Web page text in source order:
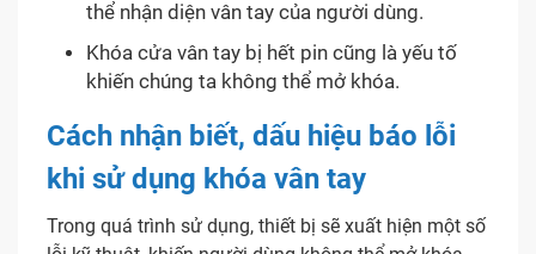
thể nhận diện vân tay của người dùng.
Khóa cửa vân tay bị hết pin cũng là yếu tố
khiến chúng ta không thể mở khóa.
Cách nhận biết, dấu hiệu báo lỗi
khi sử dụng khóa vân tay
Trong quá trình sử dụng, thiết bị sẽ xuất hiện một số